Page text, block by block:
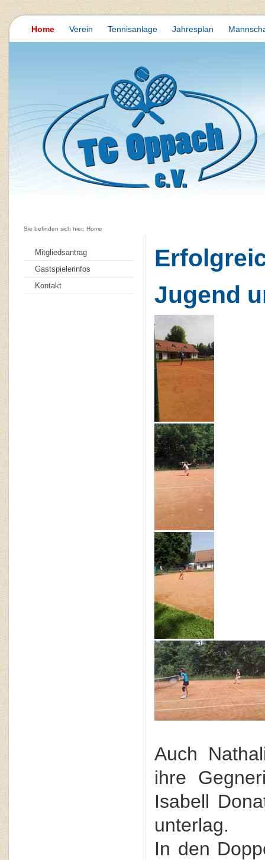
Home Verein Tennisanlage Jahresplan
Sie befinden sich hier: Home
Mitgliedsantrag
Gastspielerinfos
Kontakt
Jugend
Auch
ihre
Isabell
unterlag.
In den